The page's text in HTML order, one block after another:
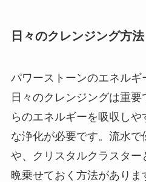
日々のクレンジング方法
パワーストーンのエネルギ
日々のクレンジングは重
らのエネルギーを吸収し
な浄化が必要です。流水
や、クリスタルクラスター
晩乗せておく方法があり